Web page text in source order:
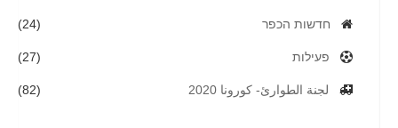
חדשות הכפר (24)
פעילות (27)
لجنة الطوارئ- كورونا 2020 (82)